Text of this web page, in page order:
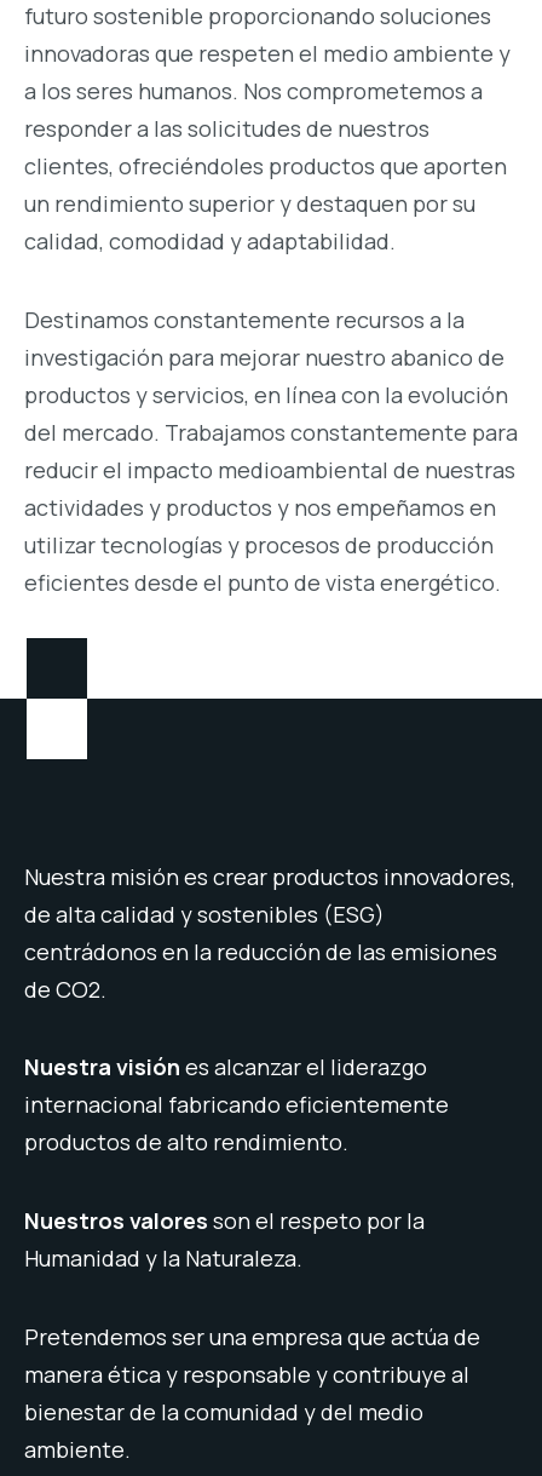
futuro sostenible proporcionando soluciones
innovadoras que respeten el medio ambiente y
a los seres humanos. Nos comprometemos a
responder a las solicitudes de nuestros
clientes, ofreciéndoles productos que aporten
un rendimiento superior y destaquen por su
calidad, comodidad y adaptabilidad.
Destinamos constantemente recursos a la
investigación para mejorar nuestro abanico de
productos y servicios, en línea con la evolución
del mercado. Trabajamos constantemente para
reducir el impacto medioambiental de nuestras
actividades y productos y nos empeñamos en
utilizar tecnologías y procesos de producción
eficientes desde el punto de vista energético.
Nuestra misión es crear productos innovadores,
de alta calidad y sostenibles (ESG)
centrádonos en la reducción de las emisiones
de CO2.
Nuestra visión es alcanzar el liderazgo
internacional fabricando eficientemente
productos de alto rendimiento.
Nuestros valores son el respeto por la
Humanidad y la Naturaleza.
Pretendemos ser una empresa que actúa de
manera ética y responsable y contribuye al
bienestar de la comunidad y del medio
ambiente.